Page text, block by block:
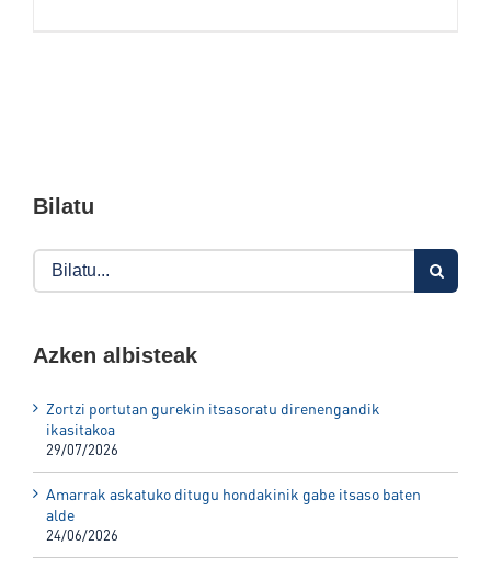
Bilatu
Search
for:
Azken albisteak
Zortzi portutan gurekin itsasoratu direnengandik
ikasitakoa
29/07/2026
Amarrak askatuko ditugu hondakinik gabe itsaso baten
alde
24/06/2026